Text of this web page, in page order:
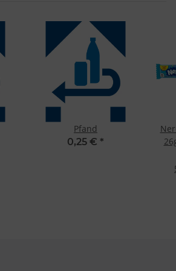
Pfand
0,25 € *